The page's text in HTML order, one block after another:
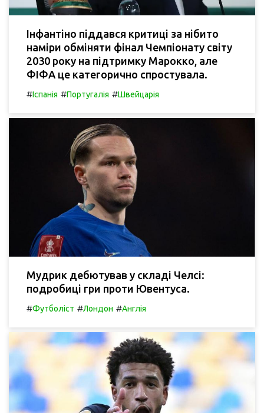
Інфантіно піддався критиці за нібито
наміри обміняти фінал Чемпіонату світу
2030 року на підтримку Марокко, але
ФІФА це категорично спростувала.
#Іспанія #Португалія #Швейцарія
Мудрик дебютував у складі Челсі:
подробиці гри проти Ювентуса.
#Футболіст #Лондон #Англія